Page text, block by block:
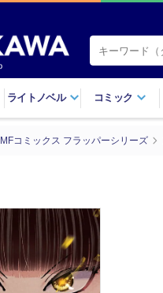
ライトノベル コミック
MFコミックス フラッパーシリーズ